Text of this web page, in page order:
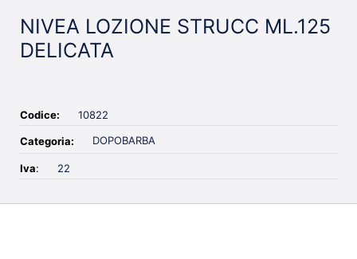
NIVEA LOZIONE STRUCC ML.125
DELICATA
Codice: 10822
Categoria: DOPOBARBA
Iva: 22